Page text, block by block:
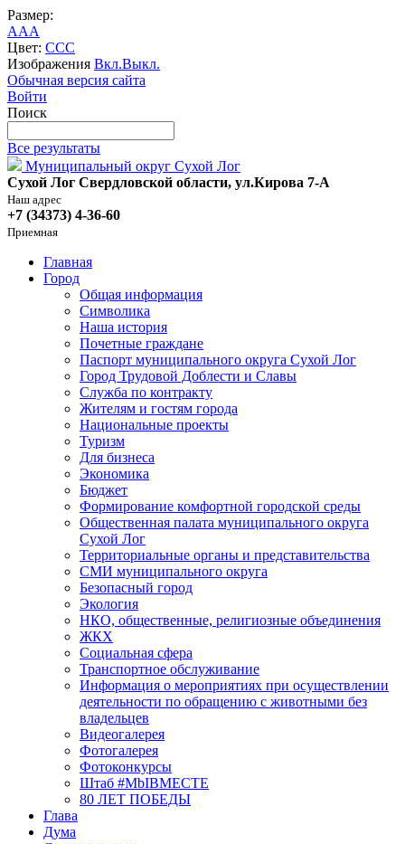
Размер:
AAA
Цвет: CCC
Изображения Вкл.Выкл.
Обычная версия сайта
Войти
Поиск
Все результаты
Муниципальный округ Сухой Лог
Сухой Лог Свердловской области, ул.Кирова 7-А
Наш адрес
+7 (34373) 4-36-60
Приемная
Главная
Город
Общая информация
Символика
Наша история
Почетные граждане
Паспорт муниципального округа Сухой Лог
Город Трудовой Доблести и Славы
Служба по контракту
Жителям и гостям города
Национальные проекты
Туризм
Для бизнеса
Экономика
Бюджет
Формирование комфортной городской среды
Общественная палата муниципального округа
Сухой Лог
Территориальные органы и представительства
СМИ муниципального округа
Безопасный город
Экология
НКО, общественные, религиозные объединения
ЖКХ
Социальная сфера
Транспортное обслуживание
Информация о мероприятиях при осуществлении
деятельности по обращению с животными без
владельцев
Видеогалерея
Фотогалерея
Фотоконкурсы
Штаб #MbIBMECTE
80 ЛЕТ ПОБЕДЫ
Глава
Дума